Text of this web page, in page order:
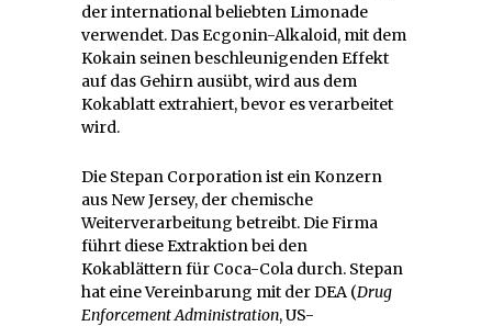
der international beliebten Limonade
verwendet. Das Ecgonin-Alkaloid, mit dem
Kokain seinen beschleunigenden Effekt
auf das Gehirn ausübt, wird aus dem
Kokablatt extrahiert, bevor es verarbeitet
wird.
Die Stepan Corporation ist ein Konzern
aus New Jersey, der chemische
Weiterverarbeitung betreibt. Die Firma
führt diese Extraktion bei den
Kokablättern für Coca-Cola durch. Stepan
hat eine Vereinbarung mit der DEA (Drug
Enforcement Administration, US-